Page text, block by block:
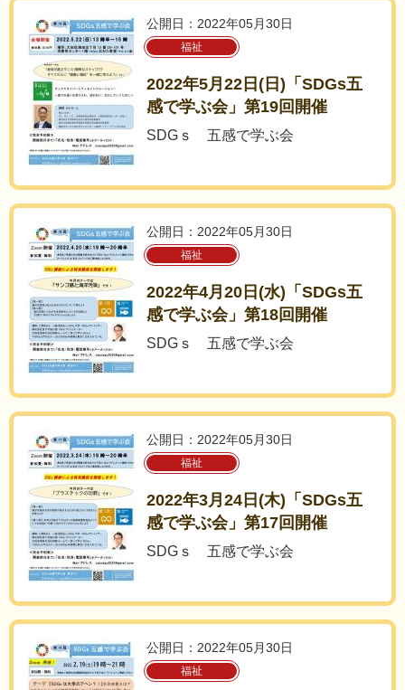
公開日：2022年05月30日
福祉
2022年5月22日(日)「SDGs五
感で学ぶ会」第19回開催
SDGｓ 五感で学ぶ会
公開日：2022年05月30日
福祉
2022年4月20日(水)「SDGs五
感で学ぶ会」第18回開催
SDGｓ 五感で学ぶ会
公開日：2022年05月30日
福祉
2022年3月24日(木)「SDGs五
感で学ぶ会」第17回開催
SDGｓ 五感で学ぶ会
公開日：2022年05月30日
福祉